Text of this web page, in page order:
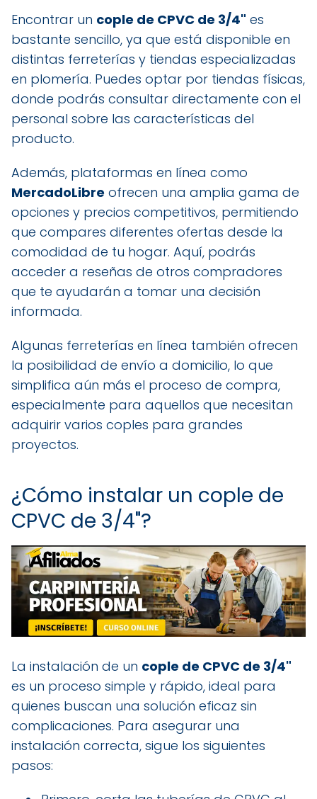
Encontrar un cople de CPVC de 3/4" es
bastante sencillo, ya que está disponible en
distintas ferreterías y tiendas especializadas
en plomería. Puedes optar por tiendas físicas,
donde podrás consultar directamente con el
personal sobre las características del
producto.
Además, plataformas en línea como
MercadoLibre ofrecen una amplia gama de
opciones y precios competitivos, permitiendo
que compares diferentes ofertas desde la
comodidad de tu hogar. Aquí, podrás
acceder a reseñas de otros compradores
que te ayudarán a tomar una decisión
informada.
Algunas ferreterías en línea también ofrecen
la posibilidad de envío a domicilio, lo que
simplifica aún más el proceso de compra,
especialmente para aquellos que necesitan
adquirir varios coples para grandes
proyectos.
¿Cómo instalar un cople de
CPVC de 3/4"?
La instalación de un cople de CPVC de 3/4"
es un proceso simple y rápido, ideal para
quienes buscan una solución eficaz sin
complicaciones. Para asegurar una
instalación correcta, sigue los siguientes
pasos: